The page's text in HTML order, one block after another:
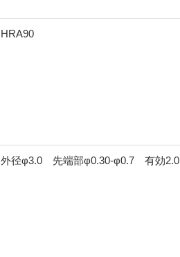
HRA90
外径φ3.0 先端部φ0.30-φ0.7 有効2.0